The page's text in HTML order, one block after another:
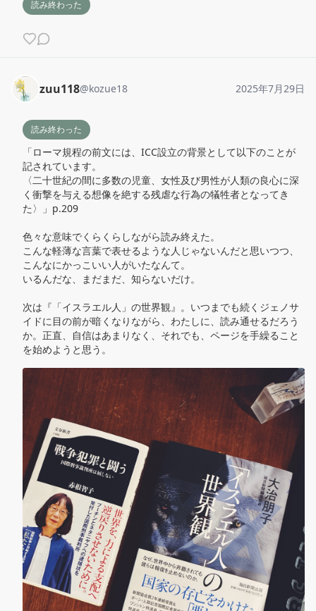
読み終わった
zuu118@kozue18 2025年7月29日
読み終わった
「ローマ規程の前文には、ICC設立の背景として以下のことが
記されています。
〈二十世紀の間に多数の児童、女性及び男性が人類の良心に深
く衝撃を与える想像を絶する残虐な行為の犠牲者となってき
た〉」p.209
色々な意味でくらくらしながら読み終えた。
こんな軽薄な言葉で表せるような人じゃないんだと思いつつ、
こんなにかっこいい人がいたなんて。
いるんだな、まだまだ、知らないだけ。
次は『「イスラエル人」の世界観』。いつまでも続くジェノサ
イドに目の前が暗くなりながら、わたしに、読み通せるだろう
か。正直、自信はあまりなく、それでも、ページを手繰ること
を始めようと思う。